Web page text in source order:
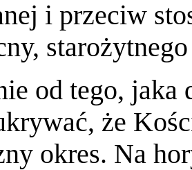
i przeciw
od tego, jaka
że
okres. Na